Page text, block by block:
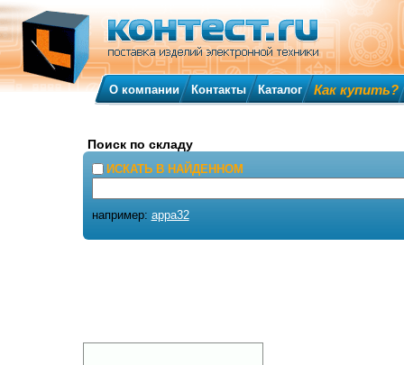
О компании Контакты Каталог Как купить?
Поиск по складу
ИСКАТЬ В НАЙДЕННОМ
например: appa32